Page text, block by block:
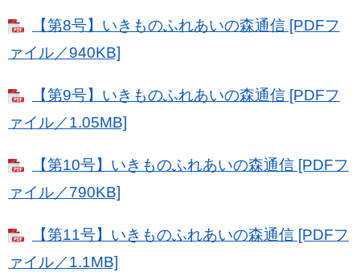
【第8号】いきものふれあいの森通信 [PDFフ
ァイル／940KB]
【第9号】いきものふれあいの森通信 [PDFフ
ァイル／1.05MB]
【第10号】いきものふれあいの森通信 [PDFフ
ァイル／790KB]
【第11号】いきものふれあいの森通信 [PDFフ
ァイル／1.1MB]